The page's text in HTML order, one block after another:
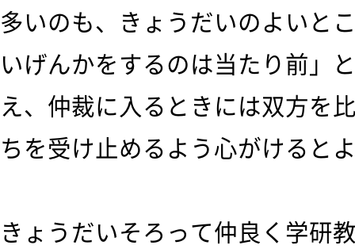
多いのも、きょうだいのよいと
いげんかをするのは当たり前」
え、仲裁に入るときには双方を
ちを受け止めるよう心がけると
きょうだいそろって仲良く学研